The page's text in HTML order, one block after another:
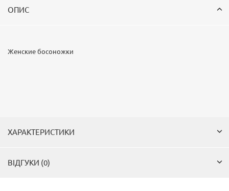
ОПИС
Женские босоножки
ХАРАКТЕРИСТИКИ
ВІДГУКИ (0)